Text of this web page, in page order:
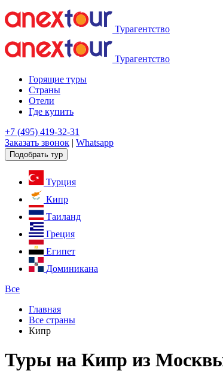
Турагентство
Турагентство
Горящие туры
Страны
Отели
Где купить
+7 (495) 419-32-31
Заказать звонок | Whatsapp
Подобрать тур
Турция
Кипр
Таиланд
Греция
Египет
Доминикана
Все
Главная
Все страны
Кипр
Туры на Кипр из